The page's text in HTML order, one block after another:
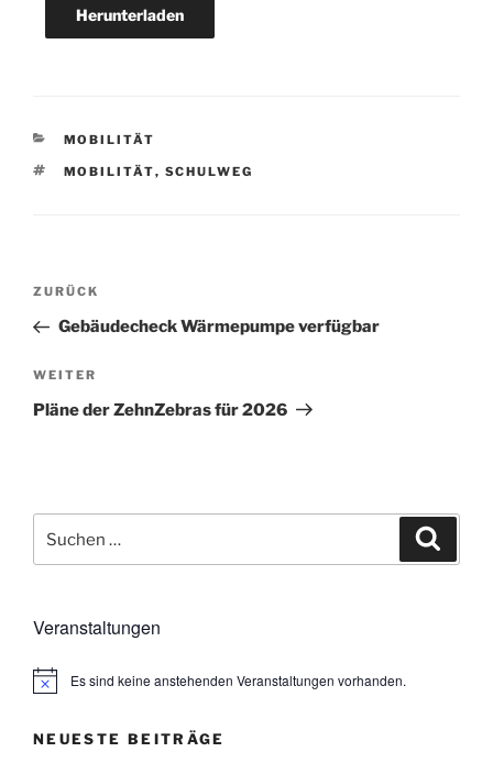
Herunterladen
KATEGORIEN
MOBILITÄT
SCHLAGWÖRTER
MOBILITÄT, SCHULWEG
Beitragsnavigation
Vorheriger
Beitrag
ZURÜCK
Gebäudecheck Wärmepumpe verfügbar
Nächster
Beitrag
WEITER
Pläne der ZehnZebras für 2026
nach:
Veranstaltungen
H
w
Es sind keine anstehenden Veranstaltungen vorhanden.
NEUESTE BEITRÄGE